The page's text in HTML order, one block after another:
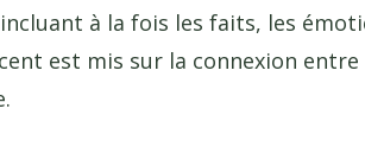
à la fois les faits, les
est mis sur la connexion